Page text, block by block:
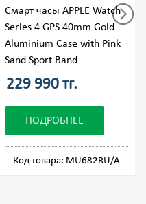
Смарт часы APPLE Watch
Series 4 GPS 40mm Gold
Aluminium Case with Pink
Sand Sport Band
229 990 тг.
ПОДРОБНЕЕ
Код товара: MU682RU/A